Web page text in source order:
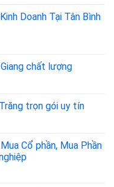
Doanh Tại Tân Bình
chất lượng
trọn gói uy tín
Cổ phần, Mua Phần